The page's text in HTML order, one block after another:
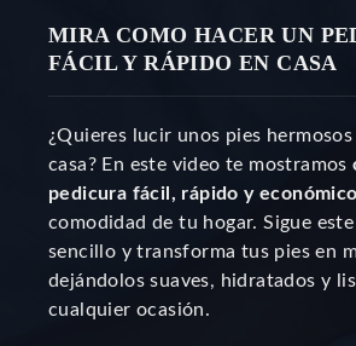
MIRA COMO HACER UN
FÁCIL Y RÁPIDO EN CASA
¿Quieres lucir unos pies
casa? En este video te mostramos
pedicura fácil, rápido y económico
comodidad de tu hogar. Sigue
sencillo y transforma tus pies en
dejándolos suaves, hidratados y
cualquier ocasión.